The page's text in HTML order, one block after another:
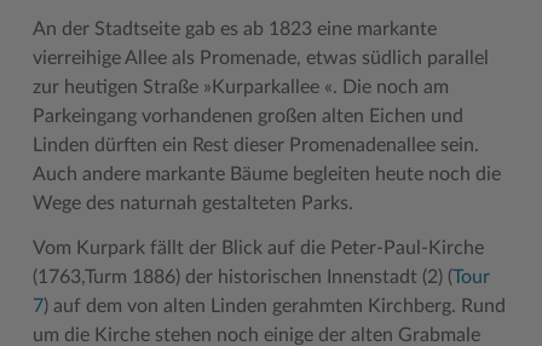
Termine
Ukrainehilfe
Woche der Seelischen Gesundheit
#MeinStormarn
Karrieretag
Wappenrolle
Was ist ein Kreis?
Zahlen, Daten, Fakten
Wälder und Moore
An der Stadtseite gab es ab 1823 eine markante
vierreihige Allee als Promenade, etwas südlich parallel
zur heutigen Straße »Kurparkallee «. Die noch am
Parkeingang vorhandenen großen alten Eichen und
Linden dürften ein Rest dieser Promenadenallee sein.
Auch andere markante Bäume begleiten heute noch die
Wege des naturnah gestalteten Parks.
Vom Kurpark fällt der Blick auf die Peter-Paul-Kirche
(1763,Turm 1886) der historischen Innenstadt (2) (Tour
7) auf dem von alten Linden gerahmten Kirchberg. Rund
um die Kirche stehen noch einige der alten Grabmale